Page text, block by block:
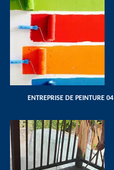
ENTREPRISE DE PEINTURE 04